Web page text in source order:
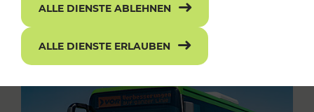
ALLE DIENSTE ABLEHNEN
ALLE DIENSTE ERLAUBEN